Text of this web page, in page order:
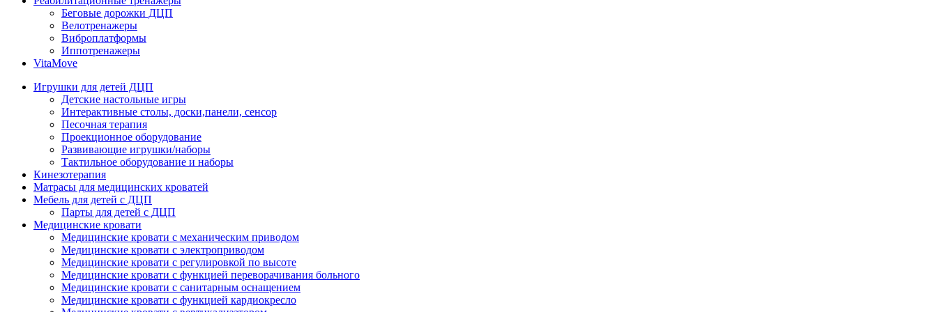
Беговые дорожки ДЦП
Велотренажеры
Виброплатформы
Иппотренажеры
VitaMove
Игрушки для детей ДЦП
Детские настольные игры
Интерактивные столы, доски,панели, сенсор
Песочная терапия
Проекционное оборудование
Развивающие игрушки/наборы
Тактильное оборудование и наборы
Кинезотерапия
Матрасы для медицинских кроватей
Мебель для детей с ДЦП
Парты для детей с ДЦП
Медицинские кровати
Медицинские кровати с механическим приводом
Медицинские кровати с электроприводом
Медицинские кровати с регулировкой по высоте
Медицинские кровати с функцией переворачивания больного
Медицинские кровати с санитарным оснащением
Медицинские кровати с функцией кардиокресло